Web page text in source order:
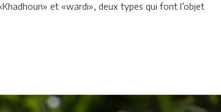
et «wardi», deux types qui font l’objet